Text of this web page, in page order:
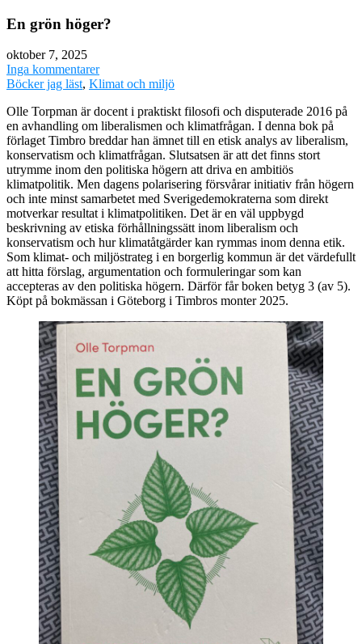
En grön höger?
oktober 7, 2025
Inga kommentarer
Böcker jag läst, Klimat och miljö
Olle Torpman är docent i praktiskt filosofi och disputerade 2016 på
en avhandling om liberalismen och klimatfrågan. I denna bok på
förlaget Timbro breddar han ämnet till en etisk analys av liberalism,
konservatism och klimatfrågan. Slutsatsen är att det finns stort
utrymme inom den politiska högern att driva en ambitiös
klimatpolitik. Men dagens polarisering försvårar initiativ från högern
och inte minst samarbetet med Sverigedemokraterna som direkt
motverkar resultat i klimatpolitiken. Det är en väl uppbygd
beskrivning av etiska förhållningssätt inom liberalism och
konservatism och hur klimatåtgärder kan rymmas inom denna etik.
Som klimat- och miljöstrateg i en borgerlig kommun är det värdefullt
att hitta förslag, argumentation och formuleringar som kan
accepteras av den politiska högern. Därför får boken betyg 3 (av 5).
Köpt på bokmässan i Göteborg i Timbros monter 2025.